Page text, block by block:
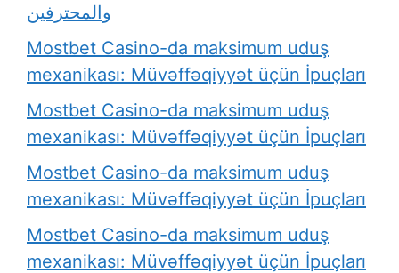
والمحترفين
Mostbet Casino-da maksimum uduş
mexanikası: Müvəffəqiyyət üçün İpuçları
Mostbet Casino-da maksimum uduş
mexanikası: Müvəffəqiyyət üçün İpuçları
Mostbet Casino-da maksimum uduş
mexanikası: Müvəffəqiyyət üçün İpuçları
Mostbet Casino-da maksimum uduş
mexanikası: Müvəffəqiyyət üçün İpuçları